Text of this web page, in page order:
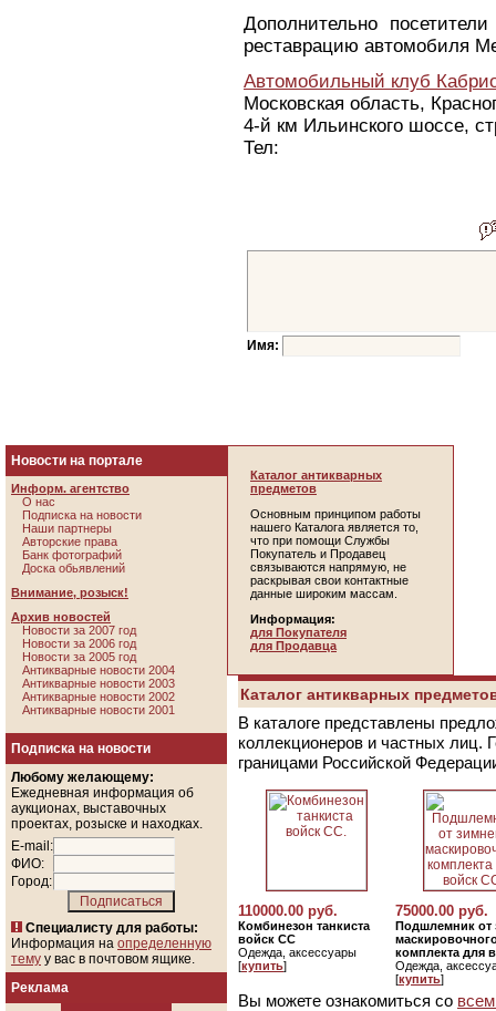
Дополнительно
реставрацию автомобиля
Автомобильный клуб
Московская область,
4-й км Ильинского шоссе,
Тел:
Имя:
Новости на портале
Информ. агентство
О нас
Подписка на новости
Наши партнеры
Авторские права
Банк фотографий
Доска обьявлений
Внимание, розыск!
Архив новостей
Новости за 2007 год
Новости за 2006 год
Новости за 2005 год
Антикварные новости 2004
Антикварные новости 2003
Антикварные новости 2002
Антикварные новости 2001
Подписка на новости
Любому желающему:
Ежедневная информация об
аукционах, выставочных
проектах, розыске и находках.
E-mail:
ФИО:
Город:
Специалисту для работы:
Информация на определенную
тему у вас в почтовом ящике.
Реклама
Каталог антикварных
предметов
Основным принципом работы
нашего Каталога является то,
что при помощи Службы
Покупатель и Продавец
связываются напрямую, не
раскрывая свои контактные
данные широким массам.
Информация:
для Покупателя
для Продавца
Каталог антикварных
В каталоге представлены
коллекционеров и частных лиц.
границами Российской
110000.00 руб.
Комбинезон танкиста
войск СС
Одежда, аксессуары
[купить]
75000.00 руб.
Подшлемник от
комплекта для
Одежда,
[купить]
Вы можете ознакомиться со